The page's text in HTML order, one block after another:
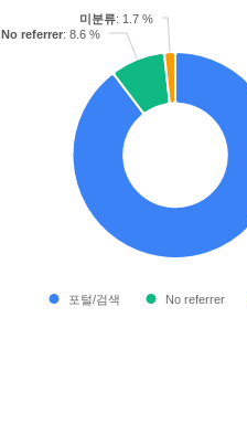
No referrer: 8.6 %
미분류: 1.7 %
포털/검색 No referrer